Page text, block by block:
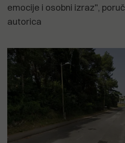
emocije i osobni izraz",
autorica